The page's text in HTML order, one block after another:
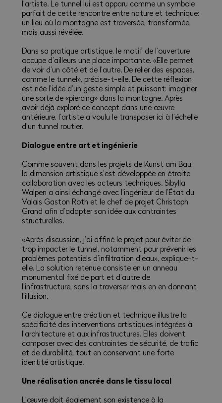
l’artiste. Le tunnel lui est apparu comme un symbole
parfait de cette rencontre entre nature et technique:
un lieu où la montagne est traversée, transformée,
mais aussi révélée.
Dans sa pratique artistique, le motif de l’ouverture
occupe d’ailleurs une place importante. «Elle permet
de voir d’un côté et de l’autre. De relier des espaces,
comme le tunnel», précise-t-elle. De cette réflexion
est née l’idée d’un geste simple et puissant: imaginer
une sorte de «piercing» dans la montagne. Après
avoir déjà exploré ce concept dans une œuvre
antérieure, l’artiste a voulu le transposer ici à l’échelle
d’un tunnel routier.
Dialogue entre art et ingénierie
Comme souvent dans les projets de Kunst am Bau,
la dimension artistique s’est développée en étroite
collaboration avec les acteurs techniques. Sibylla
Walpen a ainsi échangé avec l’ingénieur de l’État du
Valais Gaston Roth et le chef de projet Christoph
Grand afin d’adapter son idée aux contraintes
structurelles.
«Après discussion, j’ai affiné le projet pour éviter de
trop impacter le tunnel, notamment pour prévenir les
problèmes potentiels d’infiltration d’eau», explique-t-
elle. La solution retenue consiste en un anneau
monumental fixé de part et d’autre de
l’infrastructure, sans la traverser mais en en donnant
l’illusion.
Ce dialogue entre création et technique illustre la
spécificité des interventions artistiques intégrées à
l’architecture et aux infrastructures. Elles doivent
composer avec des contraintes de sécurité, de trafic
et de durabilité, tout en conservant une forte
identité artistique.
Une réalisation ancrée dans le tissu local
L’œuvre doit également son existence à la